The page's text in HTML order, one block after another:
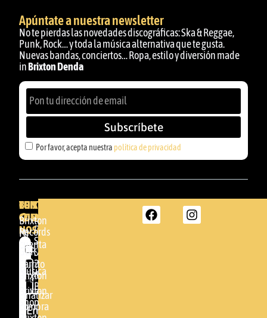
Apúntate a nuestra newsletter
No te pierdas las novedades discográficas: Ska & Reggae,
Punk, Rock… y toda la música alternativa que te gusta.
Nuevas bandas, conciertos… Ropa, estilo y diversión made
in Brixton Denda
Por favor, acepta nuestra política de privacidad
Subscríbete
BRIXTON
DENDA -
SHOP
Somera
24
48005 -
BILBAO
(+34)
BRIXTON
Brixton
Records
GBR
Música
Brixton
Shop
TU
CUENTA
Mi
cuenta
Carrito
Brixton
Finalizar
compra
CONTACTA
CON
NOSOTROS
Por
favor,
acepta
nuestra
política de
Enviar